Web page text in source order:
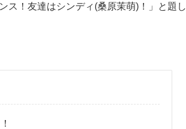
ス！友達はシンディ(桑原茉萌)！」と題し